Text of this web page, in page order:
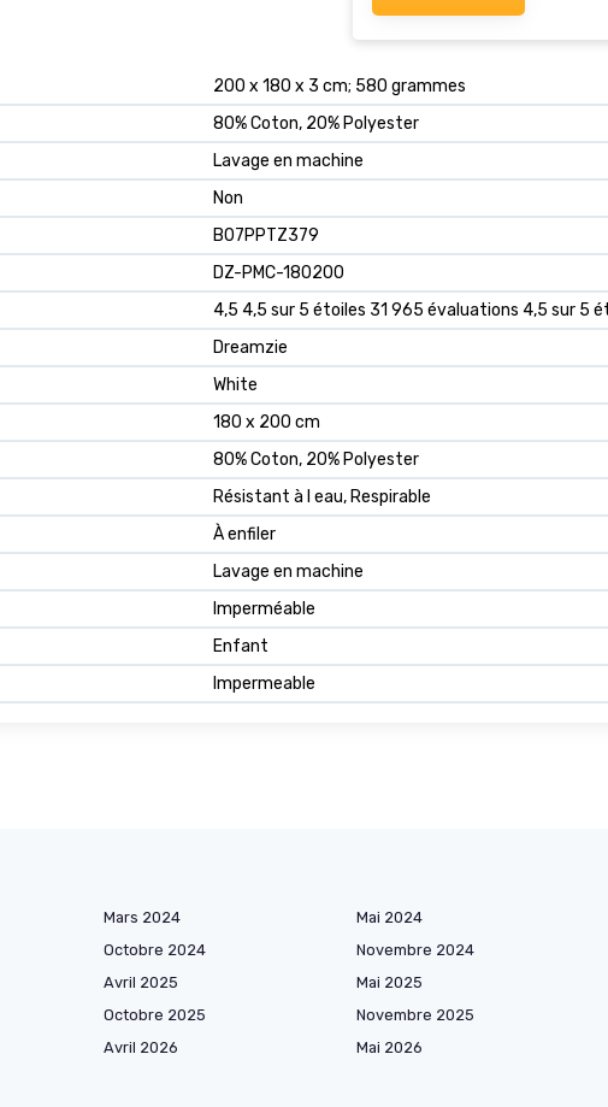
‎200 x 180 x 3 cm; 580 grammes
‎80% Coton, 20% Polyester
‎Lavage en machine
‎Non
B07PPTZ379
DZ-PMC-180200
4,5 4,5 sur 5 étoiles 31 965 évaluations 4,5 sur 5
Dreamzie
White
180 x 200 cm
80% Coton, 20% Polyester
Résistant à l eau, Respirable
À enfiler
Lavage en machine
Imperméable
Enfant
Impermeable
Mars 2024 Mai 2024
Octobre 2024 Novembre 2024
Avril 2025 Mai 2025
Octobre 2025 Novembre 2025
Avril 2026 Mai 2026